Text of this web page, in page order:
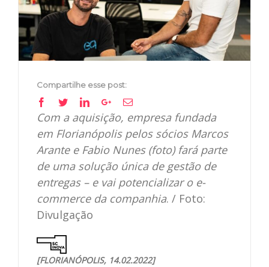
Compartilhe esse post:
Facebook
TwitterLinkedinGoogle+Email
Com a aquisição, empresa fundada
em Florianópolis pelos sócios Marcos
Arante e Fabio Nunes (foto) fará parte
de uma solução única de gestão de
entregas – e vai potencializar o e-
commerce da companhia. / Foto:
Divulgação
[FLORIANÓPOLIS, 14.02.2022]